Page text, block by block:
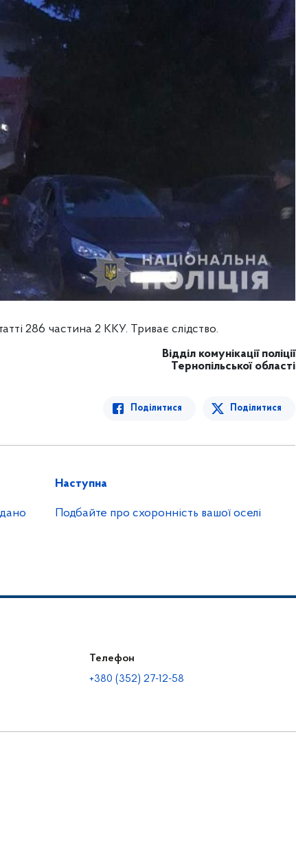
286 частина 2 ККУ. Триває слідство.
Відділ комунікації поліції
Тернопільської області
Поділитися Поділитися
Наступна
Подбайте про схоронність вашої оселі
Телефон
+380 (352) 27-12-58